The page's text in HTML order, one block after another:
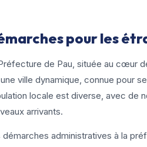
pour les
de Pau, située au cœur
ville dynamique, connue pour
locale est diverse, avec de
arrivants.
démarches administratives à la